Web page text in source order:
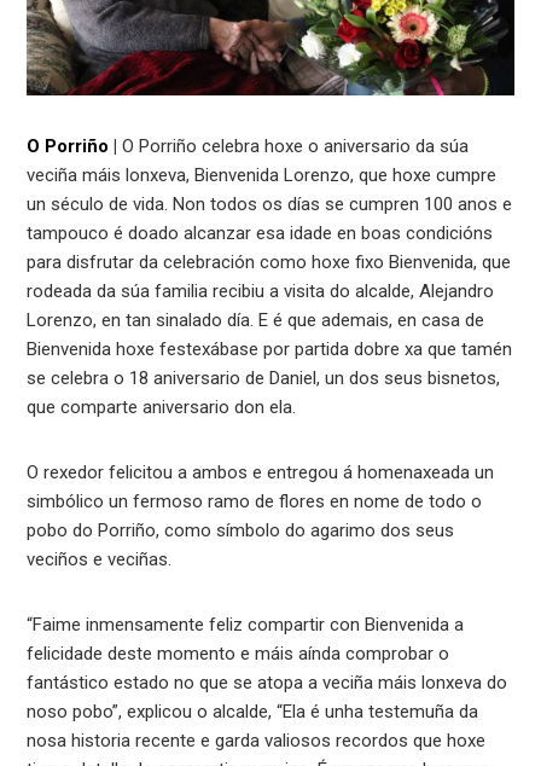
O Porriño | O Porriño celebra hoxe o aniversario da súa
veciña máis lonxeva, Bienvenida Lorenzo, que hoxe cumpre
un século de vida. Non todos os días se cumpren 100 anos e
tampouco é doado alcanzar esa idade en boas condicións
para disfrutar da celebración como hoxe fixo Bienvenida, que
rodeada da súa familia recibiu a visita do alcalde, Alejandro
Lorenzo, en tan sinalado día. E é que ademais, en casa de
Bienvenida hoxe festexábase por partida dobre xa que tamén
se celebra o 18 aniversario de Daniel, un dos seus bisnetos,
que comparte aniversario don ela.
O rexedor felicitou a ambos e entregou á homenaxeada un
simbólico un fermoso ramo de flores en nome de todo o
pobo do Porriño, como símbolo do agarimo dos seus
veciños e veciñas.
“Faime inmensamente feliz compartir con Bienvenida a
felicidade deste momento e máis aínda comprobar o
fantástico estado no que se atopa a veciña máis lonxeva do
noso pobo”, explicou o alcalde, “Ela é unha testemuña da
nosa historia recente e garda valiosos recordos que hoxe